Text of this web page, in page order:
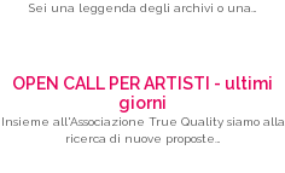
Sei una leggenda degli archivi o una…
OPEN CALL PER ARTISTI - ultimi
giorni
Insieme all'Associazione True Quality siamo alla
ricerca di nuove proposte…